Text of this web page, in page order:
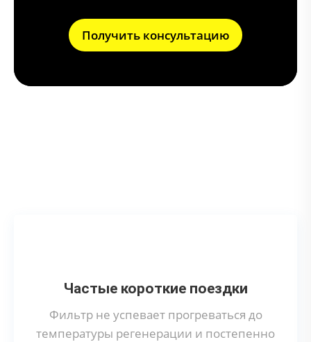
Получить консультацию
Частые короткие поездки
Фильтр не успевает прогреваться до
температуры регенерации и постепенно